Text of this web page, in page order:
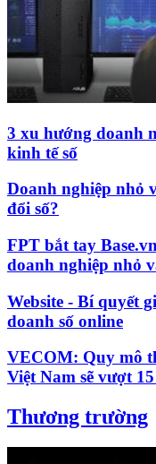
3 xu hướng doanh
kinh tế số
Doanh nghiệp nhỏ
đổi số?
FPT bắt tay
doanh nghiệp nhỏ
Website - Bí quyết
doanh số online
VECOM: Quy mô
Việt Nam sẽ vượt
Thương trường